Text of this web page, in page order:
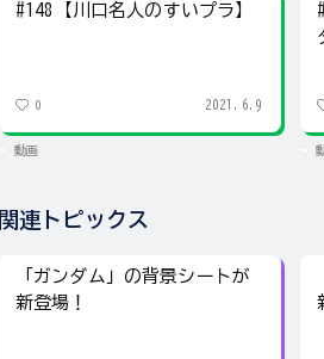
#148【川口名人のすいプラ】
0 2021.6.9
動画
関連トピックス
「ガンダム」の背景シートが
新登場！